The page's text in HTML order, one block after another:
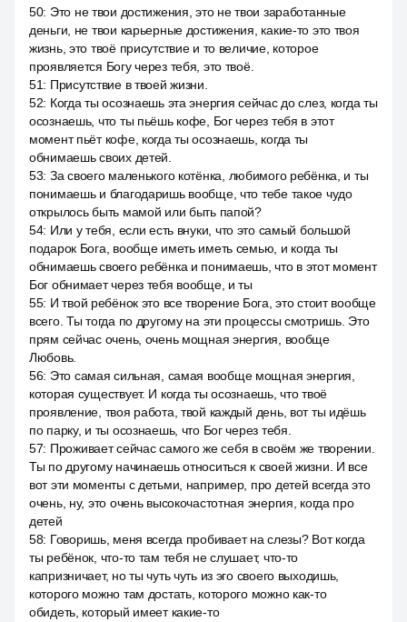
50: Это не твои достижения, это не твои заработанные
деньги, не твои карьерные достижения, какие-то это твоя
жизнь, это твоё присутствие и то величие, которое
проявляется Богу через тебя, это твоё.
51: Присутствие в твоей жизни.
52: Когда ты осознаешь эта энергия сейчас до слез, когда ты
осознаешь, что ты пьёшь кофе, Бог через тебя в этот
момент пьёт кофе, когда ты осознаешь, когда ты
обнимаешь своих детей.
53: За своего маленького котёнка, любимого ребёнка, и ты
понимаешь и благодаришь вообще, что тебе такое чудо
открылось быть мамой или быть папой?
54: Или у тебя, если есть внуки, что это самый большой
подарок Бога, вообще иметь иметь семью, и когда ты
обнимаешь своего ребёнка и понимаешь, что в этот момент
Бог обнимает через тебя вообще, и ты
55: И твой ребёнок это все творение Бога, это стоит вообще
всего. Ты тогда по другому на эти процессы смотришь. Это
прям сейчас очень, очень мощная энергия, вообще
Любовь.
56: Это самая сильная, самая вообще мощная энергия,
которая существует. И когда ты осознаешь, что твоё
проявление, твоя работа, твой каждый день, вот ты идёшь
по парку, и ты осознаешь, что Бог через тебя.
57: Проживает сейчас самого же себя в своём же творении.
Ты по другому начинаешь относиться к своей жизни. И все
вот эти моменты с детьми, например, про детей всегда это
очень, ну, это очень высокочастотная энергия, когда про
детей
58: Говоришь, меня всегда пробивает на слезы? Вот когда
ты ребёнок, что-то там тебя не слушает, что-то
капризничает, но ты чуть чуть из эго своего выходишь,
которого можно там достать, которого можно как-то
обидеть, который имеет какие-то